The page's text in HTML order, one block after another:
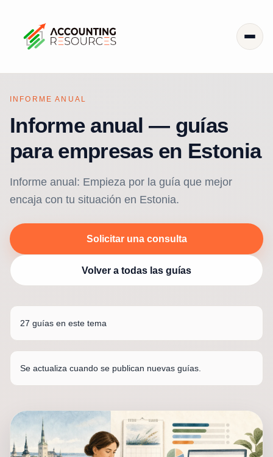
INFORME ANUAL
Informe anual — guías
para empresas en Estonia
Informe anual: Empieza por la guía que mejor
encaja con tu situación en Estonia.
Solicitar una consulta
Volver a todas las guías
27 guías en este tema
Se actualiza cuando se publican nuevas guías.